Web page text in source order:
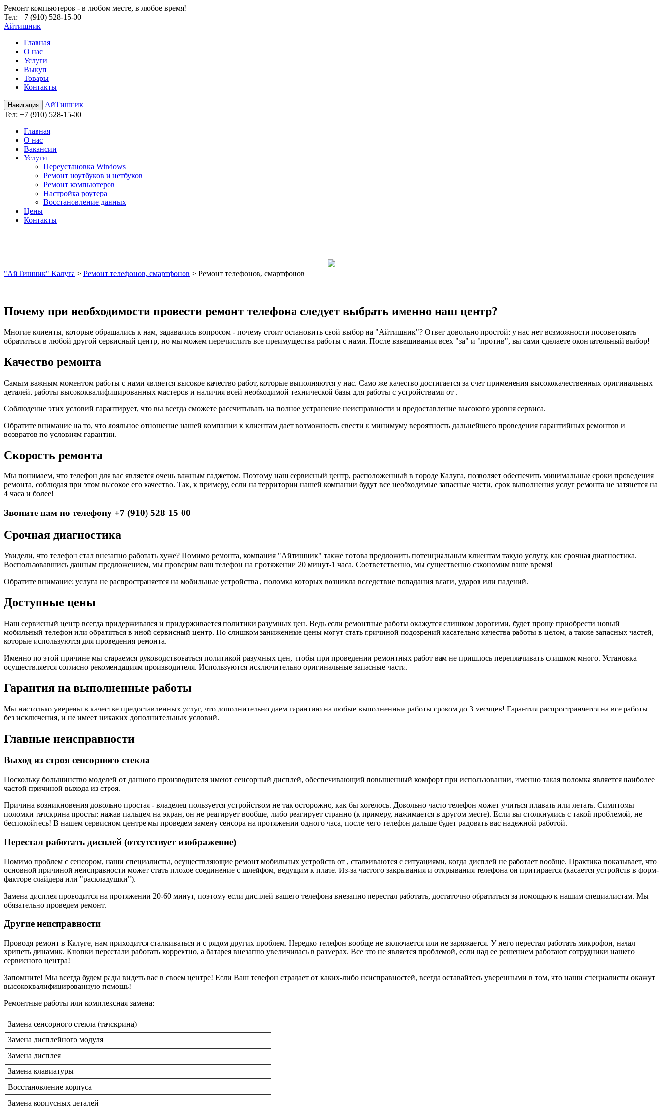
Ремонт компьютеров - в любом месте, в любое время!
Teл: +7 (910) 528-15-00
Айтишник
Главная
О нас
Услуги
Выкуп
Товары
Контакты
Навигация
АйТишник
Teл: +7 (910) 528-15-00
Главная
О нас
Вакансии
Услуги
Переустановка Windows
Ремонт ноутбуков и нетбуков
Ремонт компьютеров
Настройка роутера
Восстановление данных
Цены
Контакты
"АйТишник" Калуга > Ремонт телефонов, смартфонов > Ремонт телефонов, смартфонов
Почему при необходимости провести ремонт телефона следует выбрать именно наш центр?
Многие клиенты, которые обращались к нам, задавались вопросом - почему стоит остановить свой выбор на "Айтишник"? Ответ довольно простой: у нас нет возможности посоветовать
обратиться в любой другой сервисный центр, но мы можем перечислить все преимущества работы с нами. После взвешивания всех "за" и "против", вы сами сделаете окончательный выбор!
Качество ремонта
Самым важным моментом работы с нами является высокое качество работ, которые выполняются у нас. Само же качество достигается за счет применения высококачественных оригинальных
деталей, работы высококвалифицированных мастеров и наличия всей необходимой технической базы для работы с устройствами от .
Соблюдение этих условий гарантирует, что вы всегда сможете рассчитывать на полное устранение неисправности и предоставление высокого уровня сервиса.
Обратите внимание на то, что лояльное отношение нашей компании к клиентам дает возможность свести к минимуму вероятность дальнейшего проведения гарантийных ремонтов и
возвратов по условиям гарантии.
Скорость ремонта
Мы понимаем, что телефон для вас является очень важным гаджетом. Поэтому наш сервисный центр, расположенный в городе Калуга, позволяет обеспечить минимальные сроки проведения
ремонта, соблюдая при этом высокое его качество. Так, к примеру, если на территории нашей компании будут все необходимые запасные части, срок выполнения услуг ремонта не затянется на
4 часа и более!
Звоните нам по телефону +7 (910) 528-15-00
Срочная диагностика
Увидели, что телефон стал внезапно работать хуже? Помимо ремонта, компания "Айтишник" также готова предложить потенциальным клиентам такую услугу, как срочная диагностика.
Воспользовавшись данным предложением, мы проверим ваш телефон на протяжении 20 минут-1 часа. Соответственно, мы существенно сэкономим ваше время!
Обратите внимание: услуга не распространяется на мобильные устройства , поломка которых возникла вследствие попадания влаги, ударов или падений.
Доступные цены
Наш сервисный центр всегда придерживался и придерживается политики разумных цен. Ведь если ремонтные работы окажутся слишком дорогими, будет проще приобрести новый
мобильный телефон или обратиться в иной сервисный центр. Но слишком заниженные цены могут стать причиной подозрений касательно качества работы в целом, а также запасных частей,
которые используются для проведения ремонта.
Именно по этой причине мы стараемся руководствоваться политикой разумных цен, чтобы при проведении ремонтных работ вам не пришлось переплачивать слишком много. Установка
осуществляется согласно рекомендациям производителя. Используются исключительно оригинальные запасные части.
Гарантия на выполненные работы
Мы настолько уверены в качестве предоставленных услуг, что дополнительно даем гарантию на любые выполненные работы сроком до 3 месяцев! Гарантия распространяется на все работы
без исключения, и не имеет никаких дополнительных условий.
Главные неисправности
Выход из строя сенсорного стекла
Поскольку большинство моделей от данного производителя имеют сенсорный дисплей, обеспечивающий повышенный комфорт при использовании, именно такая поломка является наиболее
частой причиной выхода из строя.
Причина возникновения довольно простая - владелец пользуется устройством не так осторожно, как бы хотелось. Довольно часто телефон может учиться плавать или летать. Симптомы
поломки тачскрина просты: нажав пальцем на экран, он не реагирует вообще, либо реагирует странно (к примеру, нажимается в другом месте). Если вы столкнулись с такой проблемой, не
беспокойтесь! В нашем сервисном центре мы проведем замену сенсора на протяжении одного часа, после чего телефон дальше будет радовать вас надежной работой.
Перестал работать дисплей (отсутствует изображение)
Помимо проблем с сенсором, наши специалисты, осуществляющие ремонт мобильных устройств от , сталкиваются с ситуациями, когда дисплей не работает вообще. Практика показывает, что
основной причиной неисправности может стать плохое соединение с шлейфом, ведущим к плате. Из-за частого закрывания и открывания телефона он притирается (касается устройств в форм-
факторе слайдера или "раскладушки").
Замена дисплея проводится на протяжении 20-60 минут, поэтому если дисплей вашего телефона внезапно перестал работать, достаточно обратиться за помощью к нашим специалистам. Мы
обязательно проведем ремонт.
Другие неисправности
Проводя ремонт в Калуге, нам приходится сталкиваться и с рядом других проблем. Нередко телефон вообще не включается или не заряжается. У него перестал работать микрофон, начал
хрипеть динамик. Кнопки перестали работать корректно, а батарея внезапно увеличилась в размерах. Все это не является проблемой, если над ее решением работают сотрудники нашего
сервисного центра!
Запомните! Мы всегда будем рады видеть вас в своем центре! Если Ваш телефон страдает от каких-либо неисправностей, всегда оставайтесь уверенными в том, что наши специалисты окажут
высококвалифицированную помощь!
Ремонтные работы или комплексная замена:
Замена сенсорного стекла (тачскрина)
Замена дисплейного модуля
Замена дисплея
Замена клавиатуры
Восстановление корпуса
Замена корпусных деталей